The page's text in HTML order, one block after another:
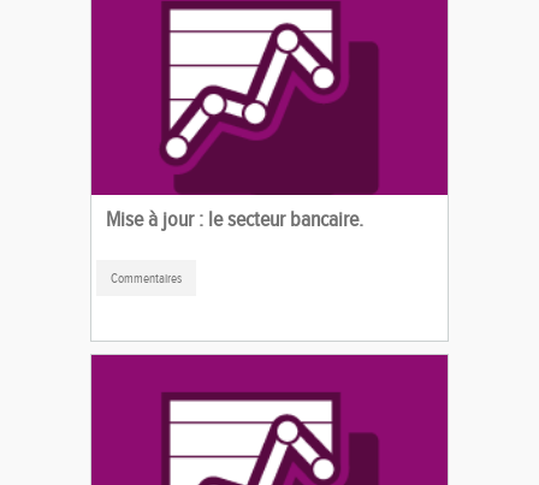
Mise à jour : le secteur bancaire.
Commentaires